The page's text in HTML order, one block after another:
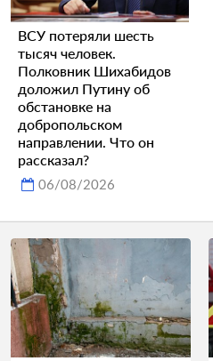
ВСУ потеряли шесть
тысяч человек.
Полковник Шихабидов
доложил Путину об
обстановке на
добропольском
направлении. Что он
рассказал?
06/08/2026